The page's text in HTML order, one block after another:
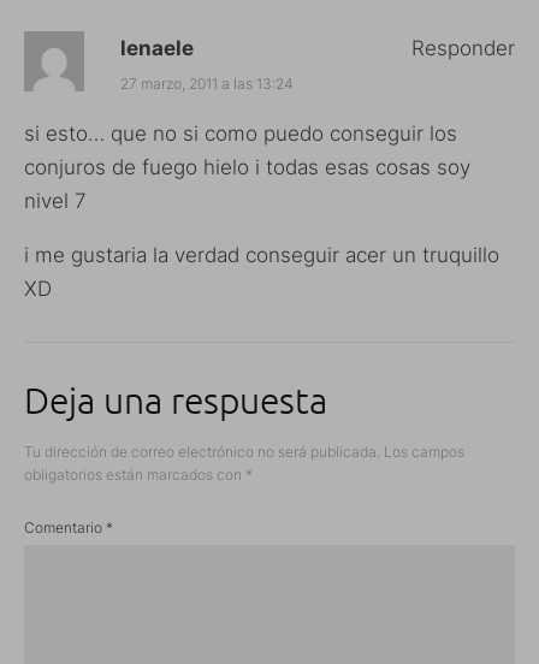
lenaele
27 marzo, 2011 a las 13:24
si esto… que no si como puedo conseguir los
conjuros de fuego hielo i todas esas cosas soy
nivel 7
i me gustaria la verdad conseguir acer un truquillo
XD
Responder
Deja una respuesta
Tu dirección de correo electrónico no será publicada. Los campos
obligatorios están marcados con *
Comentario *